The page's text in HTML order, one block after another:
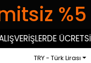
TRY - Türk Lirası